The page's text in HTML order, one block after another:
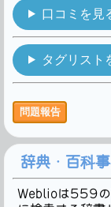
口コミを見
タグリスト
問題報告
辞典・百科
Weblioは559の